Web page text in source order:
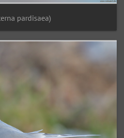
pardisaea)